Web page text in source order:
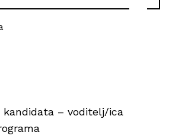
kandidata – voditelj/ica